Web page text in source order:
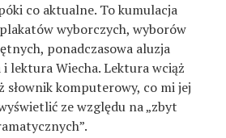
co aktualne. To kumulacja
wyborczych, wyborów
ponadczasowa aluzja
lektura Wiecha. Lektura wciąż
słownik komputerowy, co mi jej
ze względu na „zbyt